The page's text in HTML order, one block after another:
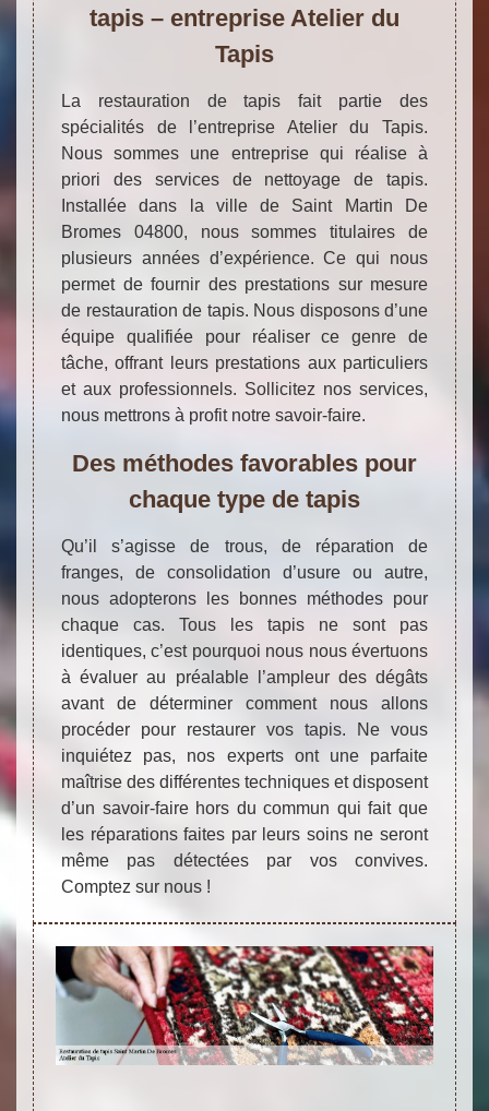
tapis – entreprise Atelier du
Tapis
La restauration de tapis fait partie des
spécialités de l’entreprise Atelier du Tapis.
Nous sommes une entreprise qui réalise à
priori des services de nettoyage de tapis.
Installée dans la ville de Saint Martin De
Bromes 04800, nous sommes titulaires de
plusieurs années d’expérience. Ce qui nous
permet de fournir des prestations sur mesure
de restauration de tapis. Nous disposons d’une
équipe qualifiée pour réaliser ce genre de
tâche, offrant leurs prestations aux particuliers
et aux professionnels. Sollicitez nos services,
nous mettrons à profit notre savoir-faire.
Des méthodes favorables pour
chaque type de tapis
Qu’il s’agisse de trous, de réparation de
franges, de consolidation d’usure ou autre,
nous adopterons les bonnes méthodes pour
chaque cas. Tous les tapis ne sont pas
identiques, c’est pourquoi nous nous évertuons
à évaluer au préalable l’ampleur des dégâts
avant de déterminer comment nous allons
procéder pour restaurer vos tapis. Ne vous
inquiétez pas, nos experts ont une parfaite
maîtrise des différentes techniques et disposent
d’un savoir-faire hors du commun qui fait que
les réparations faites par leurs soins ne seront
même pas détectées par vos convives.
Comptez sur nous !